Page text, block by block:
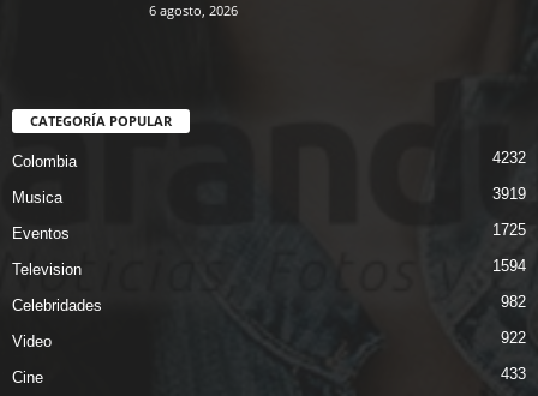
6 agosto, 2026
CATEGORÍA POPULAR
Colombia 4232
Musica 3919
Eventos 1725
Television 1594
Celebridades 982
Video 922
Cine 433